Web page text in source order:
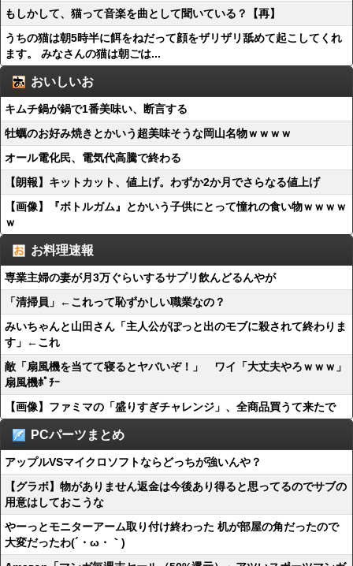
もしかして、猫って音楽を曲として聞いている？【再】
うちの猫は朝5時半に餌をねだって顔をザリザリ舐めて起こしてくれ
ます。 みなさんの猫は朝ごは...
おいしいお
キムチ鍋が鍋で1番美味い、断言する
牡蠣のお好み焼きとかいう超美味そうな岡山名物ｗｗｗｗ
オール電化民、電気代高騰で終わる
【朗報】キットカット、値上げ。わずか2か月でさらなる値上げ
【画像】『ボトルガム』とかいう子供にとって憧れの食い物ｗｗｗｗ
ｗ
お料理速報
専業主婦の妻が月3万ぐらいするサプリ飲んどるんやが
「清掃員」←これって恥ずかしい職業なの？
みいちゃんと山田さん「主人公がぽっと出のモブに殺されて終わりま
す」←これ
敵「扇風機を当てて寝るとヤバいぞ！」 ワイ「大丈夫やろｗｗｗ」
扇風機ﾎﾟﾁｰ
【画像】ファミマの「盛りすぎチャレンジ」、全商品買うて来たで
PCパーツまとめ
アップルVSマイクロソフトならどっちが強いんや？
【グラボ】物がありません返金は今後あり得ると思ってるのでサブの
用意はしておこうな
やーっとモニターアーム取り付け終わった 机が部屋の角だったので
大変だったわ(´・ω・｀)